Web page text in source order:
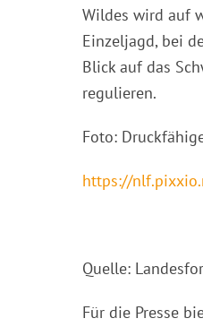
Wildes wird auf
Einzeljagd, bei
Blick auf das
regulieren.
Foto:
https://
Quelle:
Für die Presse